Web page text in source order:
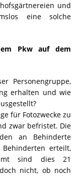
und
eine solche
Pkw auf dem
Personengruppe,
erhalten und wie
für Fotozwecke zu
zwar befristet. Die
an Behinderte
Behinderten erteilt,
sind dies 21
nicht, ob noch